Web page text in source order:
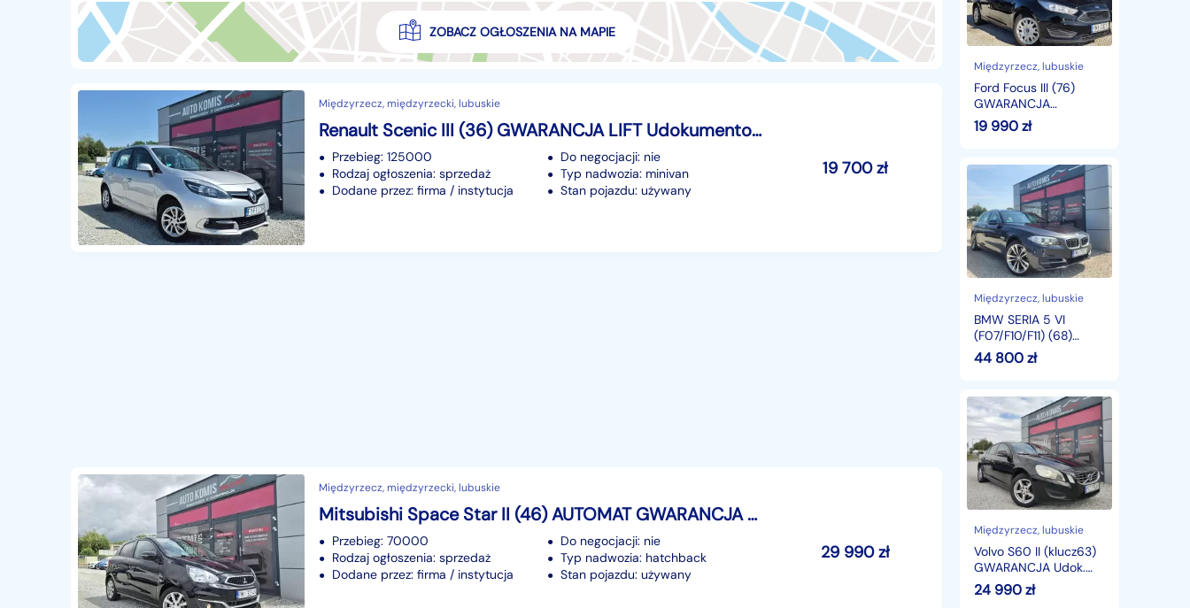
Przyczepy i naczepy 428
Części samochodowe 14656
Pojazdy specjalistyczne 172
Sprzęt wodny 60
Pozostałe 1065
ZOBACZ OGŁOSZENIA NA MAPIE
Międzyrzecz, międzyrzecki, lubuskie
Renault Scenic III (36) GWARANCJA LIFT Udokumentowany niski przebieg Zamiana RATY
Przebieg: 125000
Rodzaj ogłoszenia: sprzedaż
Dodane przez: firma / instytucja
Do negocjacji: nie
Typ nadwozia: minivan
Stan pojazdu: używany
19 700zł
Międzyrzecz, międzyrzecki, lubuskie
Mitsubishi Space Star II (46) AUTOMAT GWARANCJA Oryg. niski przebieg Zamiana RATY
Przebieg: 70000
Rodzaj ogłoszenia: sprzedaż
Dodane przez: firma / instytucja
Do negocjacji: nie
Typ nadwozia: hatchback
Stan pojazdu: używany
29 990zł
GWARANCJA
Poliftowy
Zarejestrowany
w
PL
Możliwa
zamiana
Międzyrzecz, lubuskie
Ford Focus III (76)
GWARANCJA
Poliftowy
Zarejestrowany w PL
19 990zł
BMW
SERIA
5
VI
(F07/F10/F11)
(68)
GWARANCJA
525D
xDrive
POLIFT
MożliwaZamianaRATY
Międzyrzecz, lubuskie
BMW SERIA 5 VI
(F07/F10/F11) (68)
GWARANCJA 525D
xDrive POLIFT
44 800zł
Volvo
S60
II
(klucz63)
GWARANCJA
Udok.
niski
przebieg,
Możliwa
zamiana
RATY
Międzyrzecz, lubuskie
Volvo S60 II (klucz63)
GWARANCJA Udok.
niski przebieg, Możliwa
zamiana RATY
24 990zł